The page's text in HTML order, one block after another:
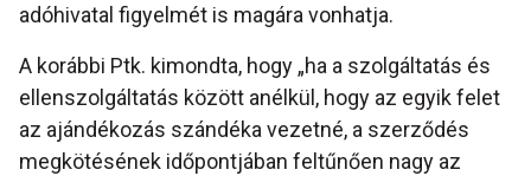
adóhivatal figyelmét is magára vonhatja.
A korábbi Ptk. kimondta, hogy „ha a szolgáltatás és
ellenszolgáltatás között anélkül, hogy az egyik felet
az ajándékozás szándéka vezetné, a szerződés
megkötésének időpontjában feltűnően nagy az